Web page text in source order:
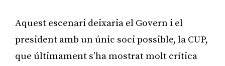
Aquest escenari deixaria el Govern i el
president amb un únic soci possible, la CUP,
que últimament s’ha mostrat molt crítica